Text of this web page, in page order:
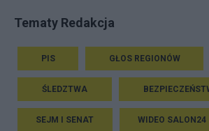
Tematy Redakcja
PIS GŁOS REGIONÓW
ŚLEDZTWA
SEJM I SENAT WIDEO SALON24